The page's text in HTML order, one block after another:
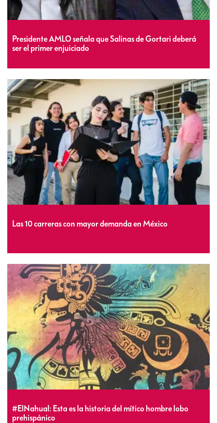
Presidente AMLO señala que Salinas de Gortari deberá
ser el primer enjuiciado
Las 10 carreras con mayor demanda en México
#ElNahual: Esta es la historia del mítico hombre lobo
prehispánico